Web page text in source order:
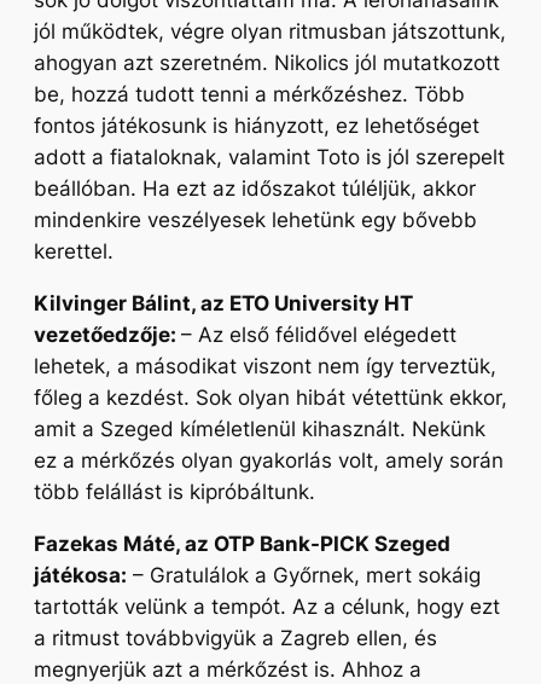
jól működtek, végre olyan ritmusban játszottunk,
ahogyan azt szeretném. Nikolics jól mutatkozott
be, hozzá tudott tenni a mérkőzéshez. Több
fontos játékosunk is hiányzott, ez lehetőséget
adott a fiataloknak, valamint Toto is jól szerepelt
beállóban. Ha ezt az időszakot túléljük, akkor
mindenkire veszélyesek lehetünk egy bővebb
kerettel.
Kilvinger Bálint, az ETO University HT
vezetőedzője: – Az első félidővel elégedett
lehetek, a másodikat viszont nem így terveztük,
főleg a kezdést. Sok olyan hibát vétettünk ekkor,
amit a Szeged kíméletlenül kihasznált. Nekünk
ez a mérkőzés olyan gyakorlás volt, amely során
több felállást is kipróbáltunk.
Fazekas Máté, az OTP Bank-PICK Szeged
játékosa: – Gratulálok a Győrnek, mert sokáig
tartották velünk a tempót. Az a célunk, hogy ezt
a ritmust továbbvigyük a Zagreb ellen, és
megnyerjük azt a mérkőzést is. Ahhoz a